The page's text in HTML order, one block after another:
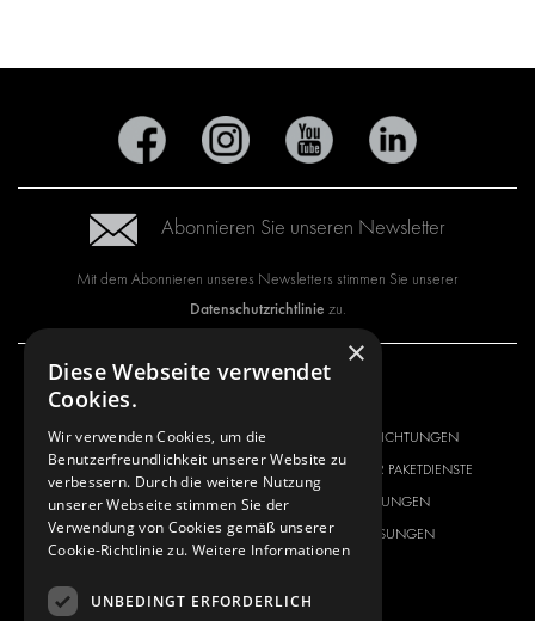
Abonnieren Sie unseren Newsletter
Mit dem Abonnieren unseres Newsletters stimmen Sie unserer
Datenschutzrichtlinie zu.
UNSER ANGEBOT
FAHRZEUGEINRICHTUNGEN
LÖSUNGEN FÜR PAKETDIENSTE
INNENVERKLEIDUNGEN
ELEKTRONIK-LÖSUNGEN
ZUBEHÖR
FAHRZEUGEINRICHTUNGEN
LÖSUNGEN FÜR PAKETDIENSTE
INNENVERKLEIDUNGEN
ELEKTRONIK-LÖSUNGEN
×
Diese Webseite verwendet
Cookies.
Wir verwenden Cookies, um die
Benutzerfreundlichkeit unserer Website zu
verbessern. Durch die weitere Nutzung
unserer Webseite stimmen Sie der
Verwendung von Cookies gemäß unserer
Cookie-Richtlinie zu. Weitere Informationen
UNBEDINGT ERFORDERLICH